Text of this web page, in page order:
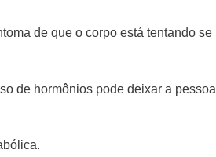
de que o corpo está tentando se
de hormônios pode deixar a pessoa